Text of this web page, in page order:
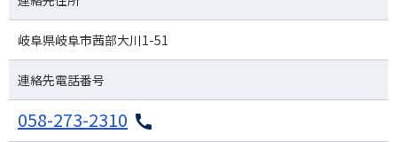
岐阜県岐阜市茜部大川1-51
連絡先電話番号
058-273-2310